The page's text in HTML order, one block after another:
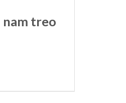
nam treo